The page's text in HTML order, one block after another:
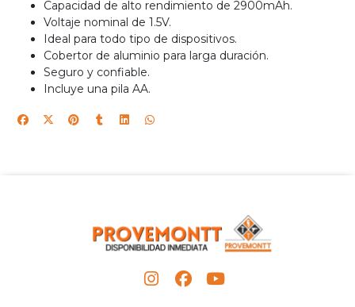
Capacidad de alto rendimiento de 2900mAh.
Voltaje nominal de 1.5V.
Ideal para todo tipo de dispositivos.
Cobertor de aluminio para larga duración.
Seguro y confiable.
Incluye una pila AA.